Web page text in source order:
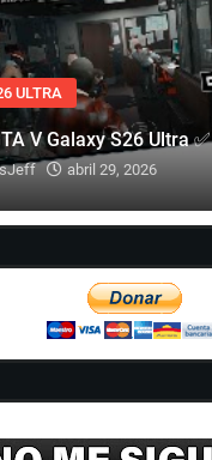
ULTRA
V Galaxy S26 Ultra ✅
abril 29, 2026